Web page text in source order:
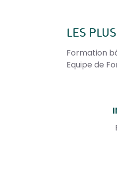
LES PLUS
Formation
Equipe de